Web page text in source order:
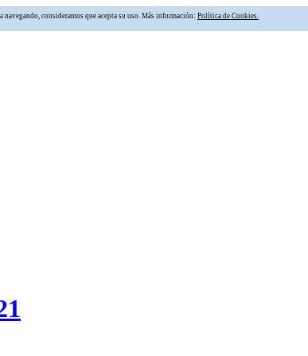
consideramos que acepta su uso. Más información: Política de Cookies.